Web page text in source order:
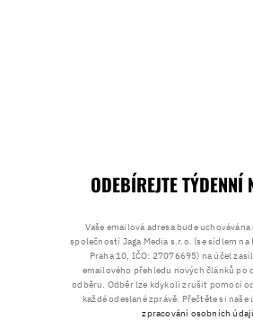
ODEBÍREJTE TÝDENNÍ
Vaše emailová adresa bude uchovávána
společností Jaga Media s.r.o. (se sídlem na
Praha 10, IČO: 27076695) na účel
emailového přehledu nových článků po
odběru. Odběr lze kdykoli zrušit pomocí
každé odeslané zprávě. Přečtěte si
zpracování osobních